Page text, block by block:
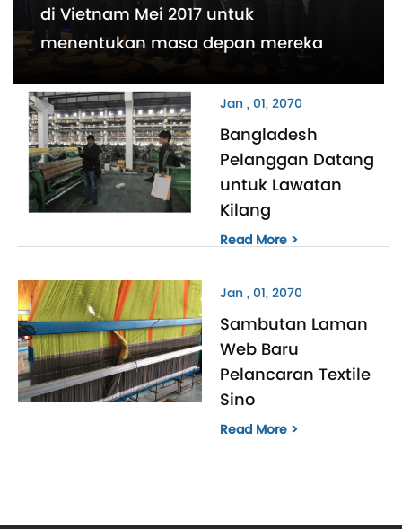
di Vietnam Mei 2017 untuk
menentukan masa depan mereka
Jan , 01, 2070
Bangladesh
Pelanggan Datang
untuk Lawatan
Kilang
Read More >
Jan , 01, 2070
Sambutan Laman
Web Baru
Pelancaran Textile
Sino
Read More >